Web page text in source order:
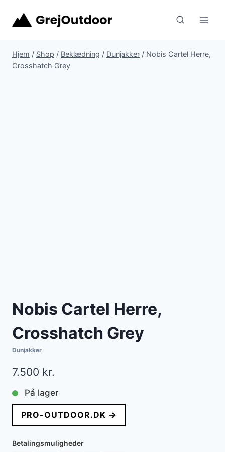
Hjem / Shop / Beklædning / Dunjakker / Nobis Cartel Herre,
Crosshatch Grey
Nobis Cartel Herre,
Crosshatch Grey
Dunjakker
7.500 kr.
På lager
PRO-OUTDOOR.DK →
Betalingsmuligheder